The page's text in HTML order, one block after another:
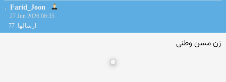
Farid_Joon
27 Jun 2026 06:35
ارسالها: 77
زن مسن وطنی